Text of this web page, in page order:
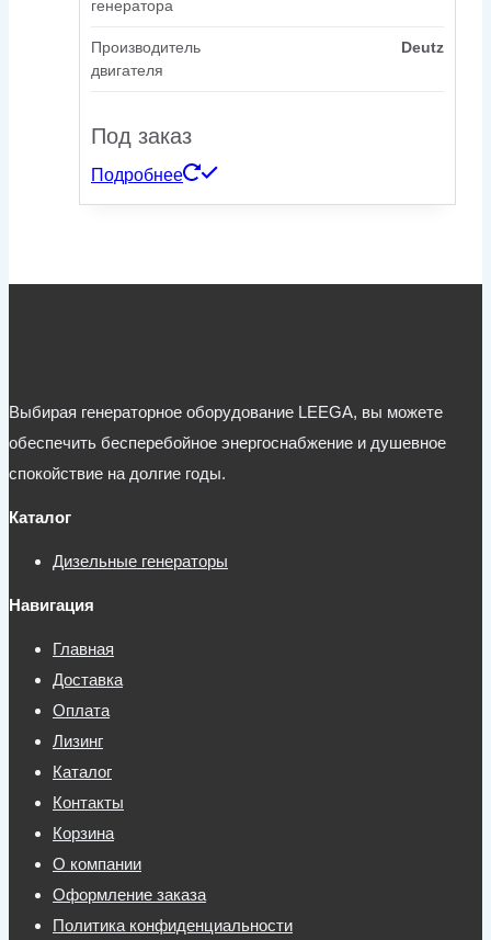
генератора
Производитель
двигателя
Deutz
Под заказ
Подробнее
Выбирая генераторное оборудование LEEGA, вы можете
обеспечить бесперебойное энергоснабжение и душевное
спокойствие на долгие годы.
Каталог
Дизельные генераторы
Навигация
Главная
Доставка
Оплата
Лизинг
Каталог
Контакты
Корзина
О компании
Оформление заказа
Политика конфиденциальности